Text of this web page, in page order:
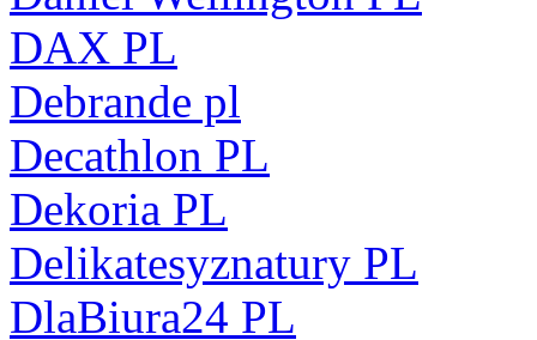
DAX PL
Debrande pl
Decathlon PL
Dekoria PL
Delikatesyznatury PL
DlaBiura24 PL